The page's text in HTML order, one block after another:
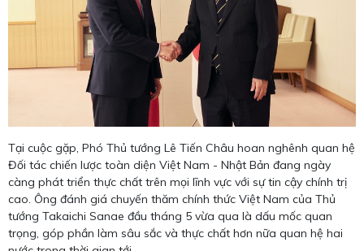
Tại cuộc gặp, Phó Thủ tướng Lê Tiến Châu hoan nghênh quan hệ
Đối tác chiến lược toàn diện Việt Nam - Nhật Bản đang ngày
càng phát triển thực chất trên mọi lĩnh vực với sự tin cậy chính trị
cao. Ông đánh giá chuyến thăm chính thức Việt Nam của Thủ
tướng Takaichi Sanae đầu tháng 5 vừa qua là dấu mốc quan
trọng, góp phần làm sâu sắc và thực chất hơn nữa quan hệ hai